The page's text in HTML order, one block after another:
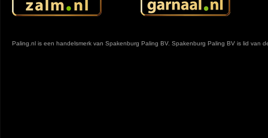
Paling.nl is een handelsmerk van Spakenburg Paling BV. Spakenburg Paling BV is lid van